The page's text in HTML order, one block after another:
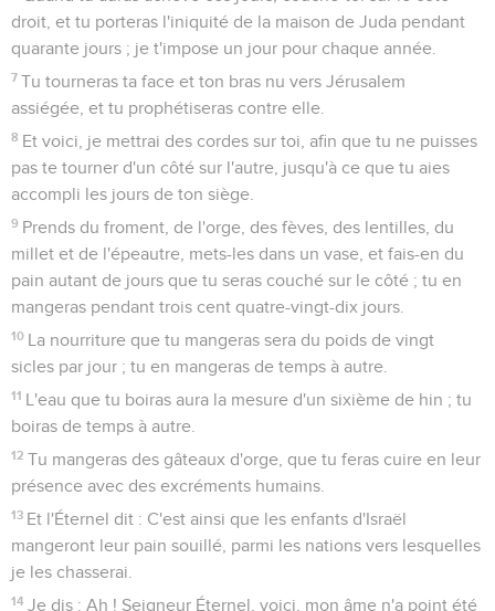
droit, et tu porteras l'iniquité de la maison de Juda pendant
quarante jours ; je t'impose un jour pour chaque année.
7 Tu tourneras ta face et ton bras nu vers Jérusalem
assiégée, et tu prophétiseras contre elle.
8 Et voici, je mettrai des cordes sur toi, afin que tu ne puisses
pas te tourner d'un côté sur l'autre, jusqu'à ce que tu aies
accompli les jours de ton siège.
9 Prends du froment, de l'orge, des fèves, des lentilles, du
millet et de l'épeautre, mets-les dans un vase, et fais-en du
pain autant de jours que tu seras couché sur le côté ; tu en
mangeras pendant trois cent quatre-vingt-dix jours.
10 La nourriture que tu mangeras sera du poids de vingt
sicles par jour ; tu en mangeras de temps à autre.
11 L'eau que tu boiras aura la mesure d'un sixième de hin ; tu
boiras de temps à autre.
12 Tu mangeras des gâteaux d'orge, que tu feras cuire en leur
présence avec des excréments humains.
13 Et l'Éternel dit : C'est ainsi que les enfants d'Israël
mangeront leur pain souillé, parmi les nations vers lesquelles
je les chasserai.
14 Je dis : Ah ! Seigneur Éternel, voici, mon âme n'a point été